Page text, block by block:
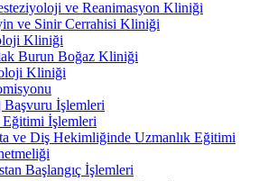
ve Reanimasyon Kliniği
ve Sinir Cerrahisi Kliniği
Kliniği
Burun Boğaz Kliniği
Kliniği
Başvuru İşlemleri
Eğitimi İşlemleri
ve Diş Hekimliğinde Uzmanlık Eğitimi
Başlangıç İşlemleri